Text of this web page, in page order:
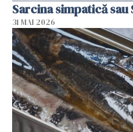
Sarcina simpatică
31 MAI 2026